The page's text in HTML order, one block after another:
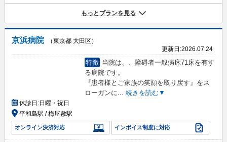
もっとプランを見る
京浜病院
（東京都 大田区）
更新日:2026.07.24
特徴 当院は、、障碍者一般病床71床を有す
る病院です。
『患者様とご家族の笑顔を取り戻す』をス
ローガンに
続きを読む▼
休診日:日曜・祝日
平和島駅 / 梅屋敷駅
オンライン決済対応 インボイス制度に対応